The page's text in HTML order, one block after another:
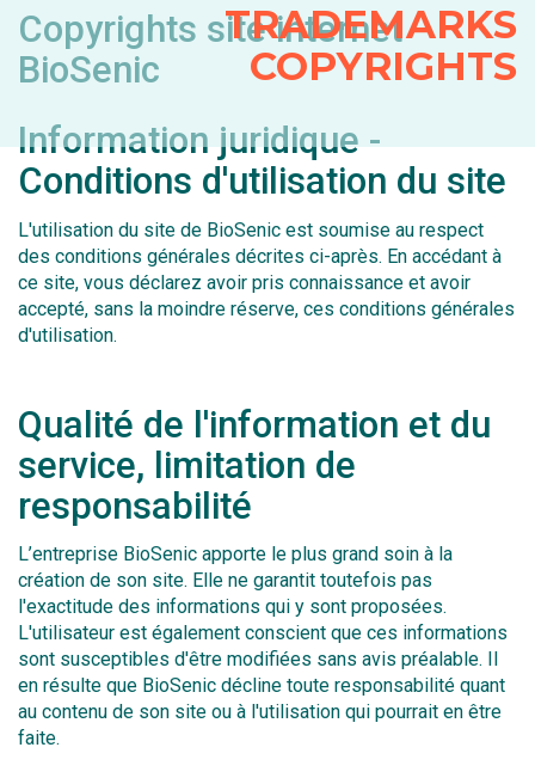
TRADEMARKS
COPYRIGHTS
Copyrights site internet
BioSenic
Information juridique -
Conditions d'utilisation du site
L'utilisation du site de BioSenic est soumise au respect
des conditions générales décrites ci-après. En accédant à
ce site, vous déclarez avoir pris connaissance et avoir
accepté, sans la moindre réserve, ces conditions générales
d'utilisation.
Qualité de l'information et du
service, limitation de
responsabilité
L’entreprise BioSenic apporte le plus grand soin à la
création de son site. Elle ne garantit toutefois pas
l'exactitude des informations qui y sont proposées.
L'utilisateur est également conscient que ces informations
sont susceptibles d'être modifiées sans avis préalable. Il
en résulte que BioSenic décline toute responsabilité quant
au contenu de son site ou à l'utilisation qui pourrait en être
faite.